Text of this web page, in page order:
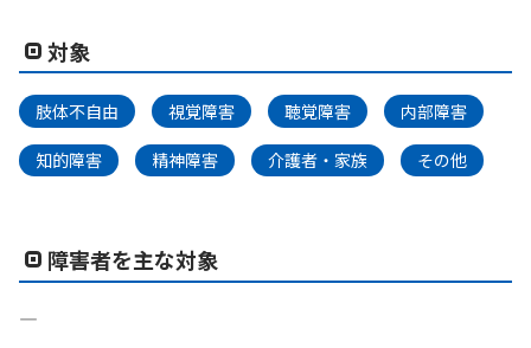
対象
肢体不自由 視覚障害 聴覚障害 内部障害
知的障害 精神障害 介護者・家族 その他
障害者を主な対象
―